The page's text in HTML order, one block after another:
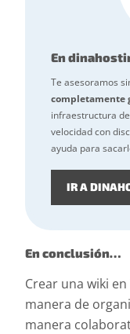
En
Te asesoramos
completamente
infraestructura
velocidad con
ayuda para
IR A
En conclusión…
Crear una wiki
manera de
manera